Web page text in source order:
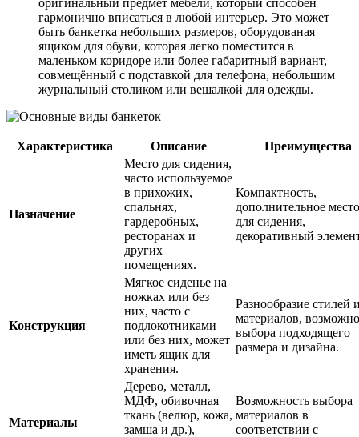
гармонично вписаться в любой интерьер. Это может
быть банкетка небольших размеров, оборудованая
ящиком для обуви, которая легко поместится в
маленьком коридоре или более габаритный вариант,
совмещённый с подставкой для телефона, небольшим
журнальный столиком или вешалкой для одежды.
Характеристика Описание Преимущества
Назначение
Место для сидения,
часто используемое
в прихожих,
спальнях,
гардеробных,
ресторанах и
других
помещениях.
Компактность,
дополнительное место
для сидения,
декоративный
Конструкция
Мягкое сиденье на
ножках или без
них, часто с
подлокотниками
или без них, может
иметь ящик для
хранения.
Разнообразие стилей
материалов,
выбора подходящего
размера и дизайна.
Материалы
Дерево, металл,
МДФ, обивочная
ткань (велюр, кожа,
замша и др.),
Возможность выбора
материалов в
соответствии с